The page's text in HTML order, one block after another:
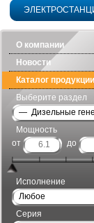
О компании
Новости
Каталог продукции
Выберите раздел
— Дизельные
Мощность
от
до
Исполнение
Любое
Серия